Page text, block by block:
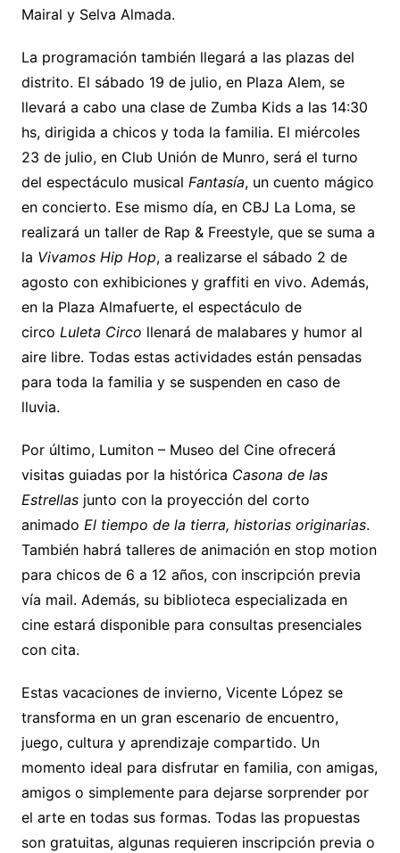
Mairal y Selva Almada.
La programación también llegará a las plazas del
distrito. El sábado 19 de julio, en Plaza Alem, se
llevará a cabo una clase de Zumba Kids a las 14:30
hs, dirigida a chicos y toda la familia. El miércoles
23 de julio, en Club Unión de Munro, será el turno
del espectáculo musical Fantasía, un cuento mágico
en concierto. Ese mismo día, en CBJ La Loma, se
realizará un taller de Rap & Freestyle, que se suma a
la Vivamos Hip Hop, a realizarse el sábado 2 de
agosto con exhibiciones y graffiti en vivo. Además,
en la Plaza Almafuerte, el espectáculo de
circo Luleta Circo llenará de malabares y humor al
aire libre. Todas estas actividades están pensadas
para toda la familia y se suspenden en caso de
lluvia.
Por último, Lumiton – Museo del Cine ofrecerá
visitas guiadas por la histórica Casona de las
Estrellasjunto con la proyección del corto
animado El tiempo de la tierra, historias originarias.
También habrá talleres de animación en stop motion
para chicos de 6 a 12 años, con inscripción previa
vía mail. Además, su biblioteca especializada en
cine estará disponible para consultas presenciales
con cita.
Estas vacaciones de invierno, Vicente López se
transforma en un gran escenario de encuentro,
juego, cultura y aprendizaje compartido. Un
momento ideal para disfrutar en familia, con amigas,
amigos o simplemente para dejarse sorprender por
el arte en todas sus formas. Todas las propuestas
son gratuitas, algunas requieren inscripción previa o